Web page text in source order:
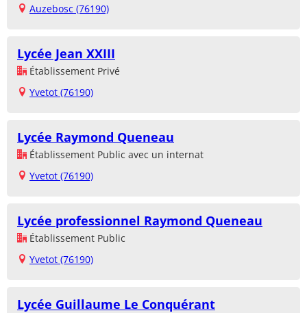
Auzebosc (76190)
Lycée Jean XXIII
Établissement Privé
Yvetot (76190)
Lycée Raymond Queneau
Établissement Public avec un internat
Yvetot (76190)
Lycée professionnel Raymond Queneau
Établissement Public
Yvetot (76190)
Lycée Guillaume Le Conquérant